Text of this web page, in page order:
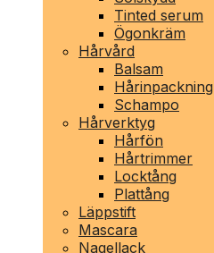
Tinted serum
Ögonkräm
Hårvård
Balsam
Hårinpackning
Schampo
Hårverktyg
Hårfön
Hårtrimmer
Locktång
Plattång
Läppstift
Mascara
Nagellack